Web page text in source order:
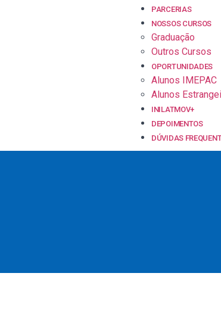
PARCERIAS
NOSSOS CURSOS
Graduação
Outros Cursos
OPORTUNIDADES
Alunos IMEPAC
Alunos
INILATMOV+
DEPOIMENTOS
DÚVIDAS